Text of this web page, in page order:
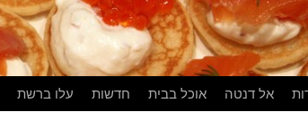
אל דנטה אוכל בבית חדשות עלו ברשת